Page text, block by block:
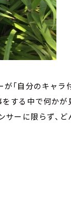
「自分のキャラ
する中で何かが
サーに限らず、